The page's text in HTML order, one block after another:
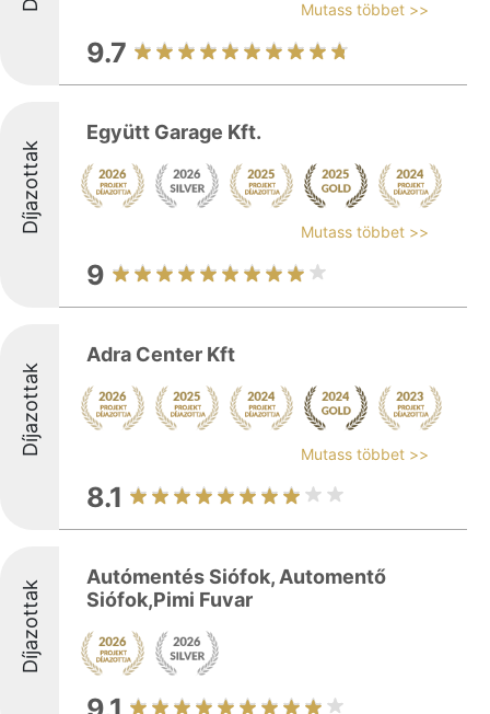
Mutass többet >>
9.7
Díjazottak
Együtt Garage Kft.
Mutass többet >>
9
Díjazottak
Adra Center Kft
Mutass többet >>
8.1
Díjazottak
Autómentés Siófok, Automentő
Siófok,Pimi Fuvar